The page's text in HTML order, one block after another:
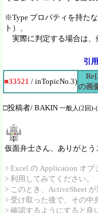
※Type プロパティを持た
ト）、
実際に判定する場合は、
引
■33521 / inTopicNo.3)
の画
□投稿者/ BAKIN 一般人(2回)-
仮面弁士さん、ありがとう
> Excel の Application オブ
> 利用してみてください。
> このとき、ActiveSheet
> 受け取った後で、その中
> 確認するようにすると良